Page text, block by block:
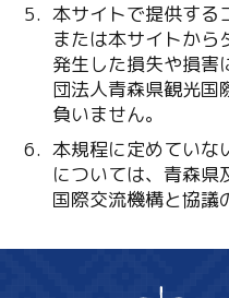
本サイトで提供する
または本サイトから
発生した損失や損害
団法人青森県観光国
負いません。
本規程に定めていな
については、青森県
国際交流機構と協議